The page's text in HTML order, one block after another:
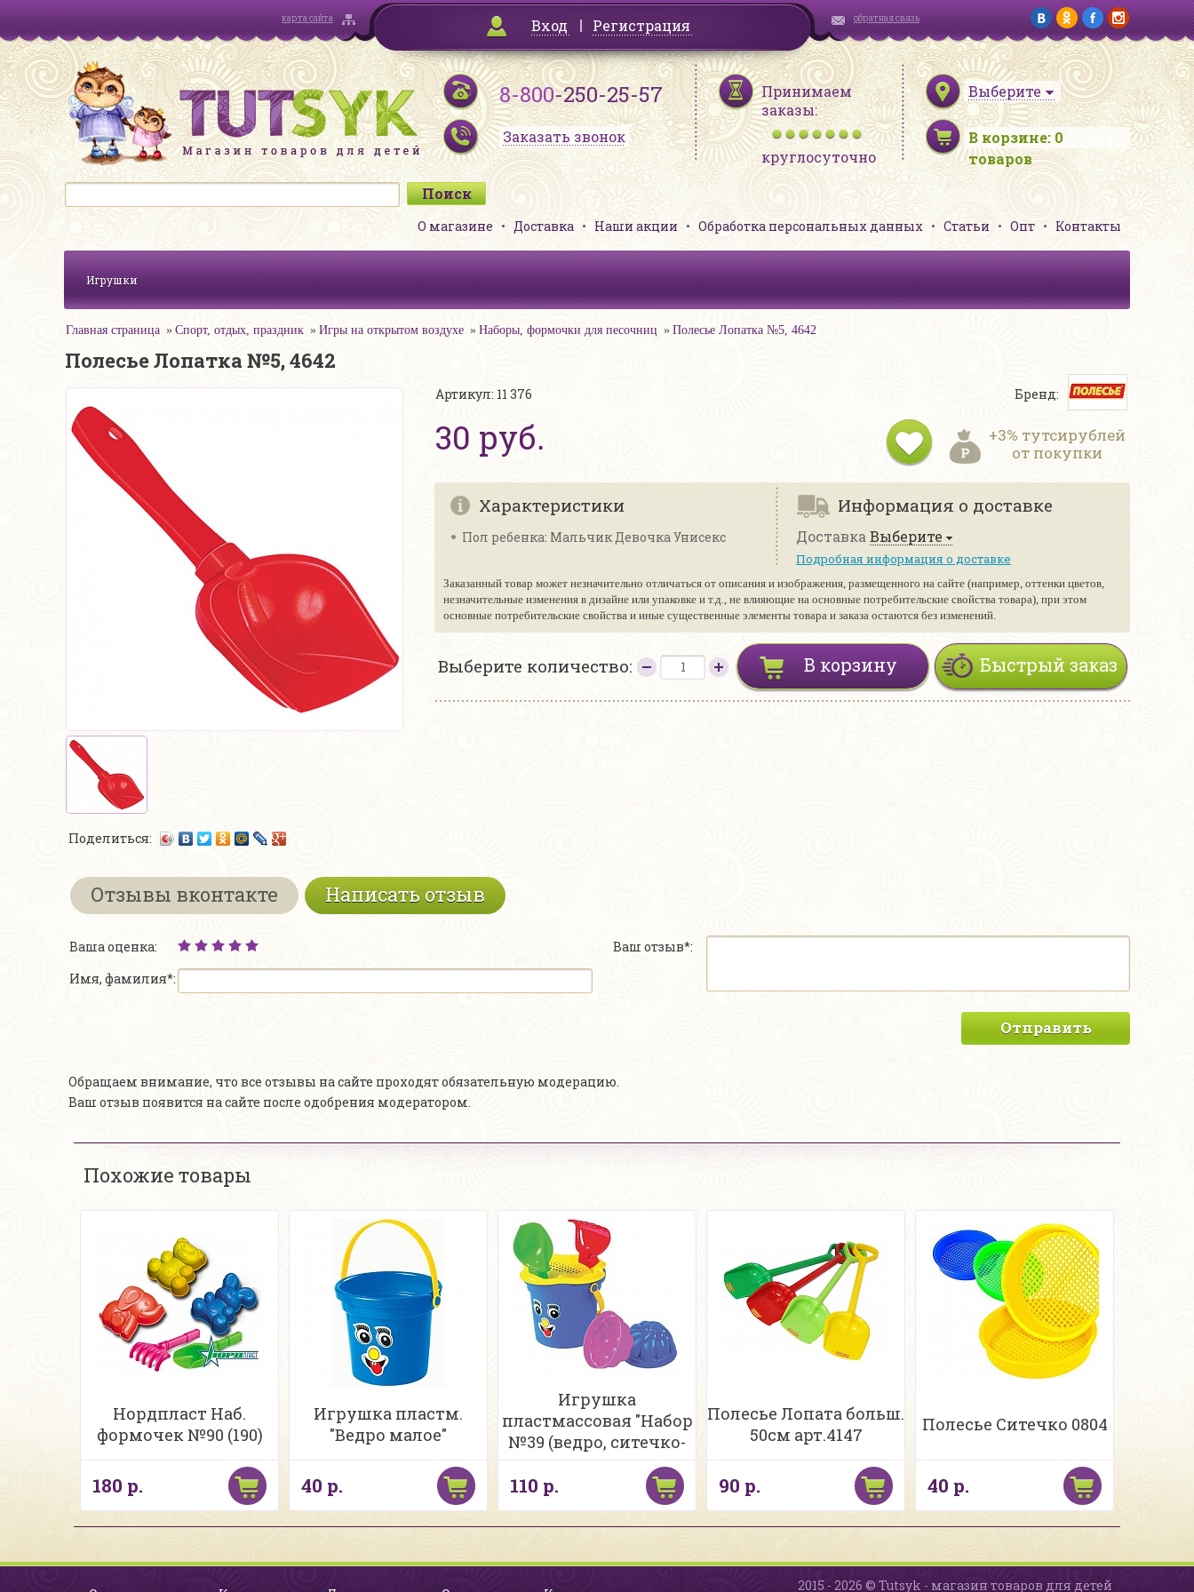
карта сайта Вход Регистрация обратная связь
8-800-250-25-57
Заказать звонок
Принимаем
заказы:
круглосуточно
Выберите
В корзине: 0
товаров
О магазине Доставка Наши акции Обработка персональных данных Статьи Опт Контакты
Игрушки
Главная страница Спорт, отдых, праздник Игры на открытом воздухе Наборы, формочки для песочниц Полесье Лопатка №5, 4642
Полесье Лопатка №5, 4642
Поделиться:
Артикул: 11 376
30 руб.
Бренд:
+3% тутсирублей
от покупки
Характеристики
Пол ребенка: Мальчик Девочка Унисекс
Информация о доставке
Доставка Выберите
Подробная информация о доставке
Заказанный товар может незначительно отличаться от описания и изображения, размещенного на сайте (например, оттенки цветов,
незначительные изменения в дизайне или упаковке и т.д., не влияющие на основные потребительские свойства товара), при этом
основные потребительские свойства и иные существенные элементы товара и заказа остаются без изменений.
Выберите количество: Быстрый заказ
В корзину
Отзывы вконтакте Написать отзыв
Ваша оценка:
Имя, фамилия*:
Ваш отзыв*:
Отправить
Обращаем внимание, что все отзывы на сайте проходят обязательную модерацию.
Ваш отзыв появится на сайте после одобрения модератором.
Похожие товары
Нордпласт Наб.
формочек №90 (190)
180 р.
Игрушка пластм.
"Ведро малое"
40 р.
Игрушка
пластмассовая "Набор
№39 (ведро, ситечко-
цветок, совок,
грабельки, 2
формочки), ПОЛЕСЬЕ
110 р.
Полесье Лопата больш.
50см арт.4147
90 р.
Полесье Ситечко 0804
40 р.
2015 - 2026 © Tutsyk - магазин товаров для детей